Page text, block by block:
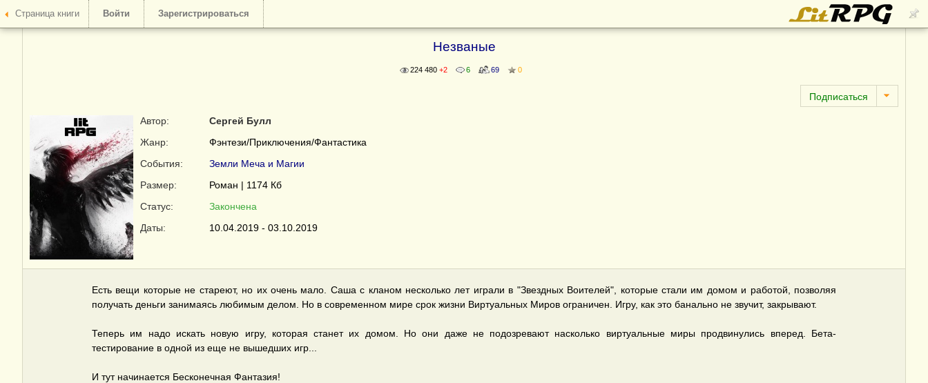
Страница книги Войти Зарегистрироваться
Незваные
224 480 +2 6 69 0
Автор:
Сергей Булл
Жанр:
Фэнтези/Приключения/Фантастика
События:
Земли Меча и Магии
Размер:
Роман | 1174 Кб
Статус:
Закончена
Даты:
10.04.2019 - 03.10.2019
Есть вещи которые не стареют, но их очень мало. Саша с кланом несколько лет играли в "Звездных Воителей", которые стали им домом и работой, позволяя
получать деньги занимаясь любимым делом. Но в современном мире срок жизни Виртуальных Миров ограничен. Игру, как это банально не звучит, закрывают.
Теперь им надо искать новую игру, которая станет их домом. Но они даже не подозревают насколько виртуальные миры продвинулись вперед. Бета-
тестирование в одной из еще не вышедших игр...
И тут начинается Бесконечная Фантазия!